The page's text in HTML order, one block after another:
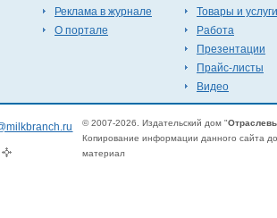
Реклама в журнале
О портале
Товары и услуги
Работа
Презентации
Прайс-листы
Видео
© 2007-2026. Издательский дом "
Копирование информации данного сайта
материал